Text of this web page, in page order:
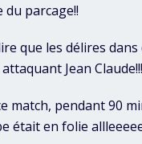
parcage!!
que les délires
Jean Claude!!!
match, pendant 90
en folie